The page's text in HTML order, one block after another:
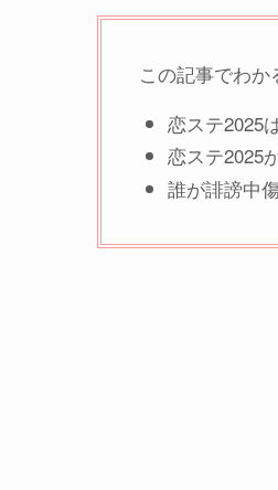
この記事でわか
恋ステ2025
恋ステ2025
誰が誹謗中